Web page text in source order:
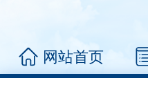
网站首页